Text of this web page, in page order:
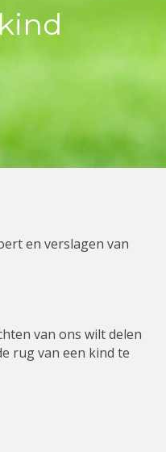
en verslagen van
van ons wilt delen
rug van een kind te